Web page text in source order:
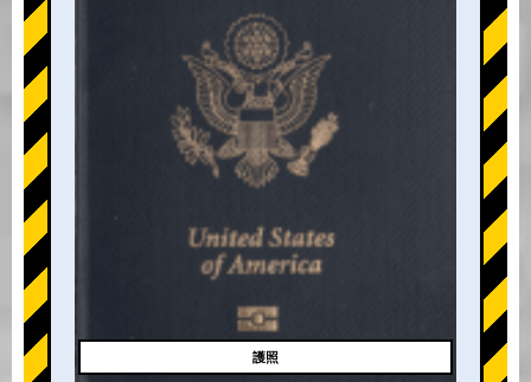
護照